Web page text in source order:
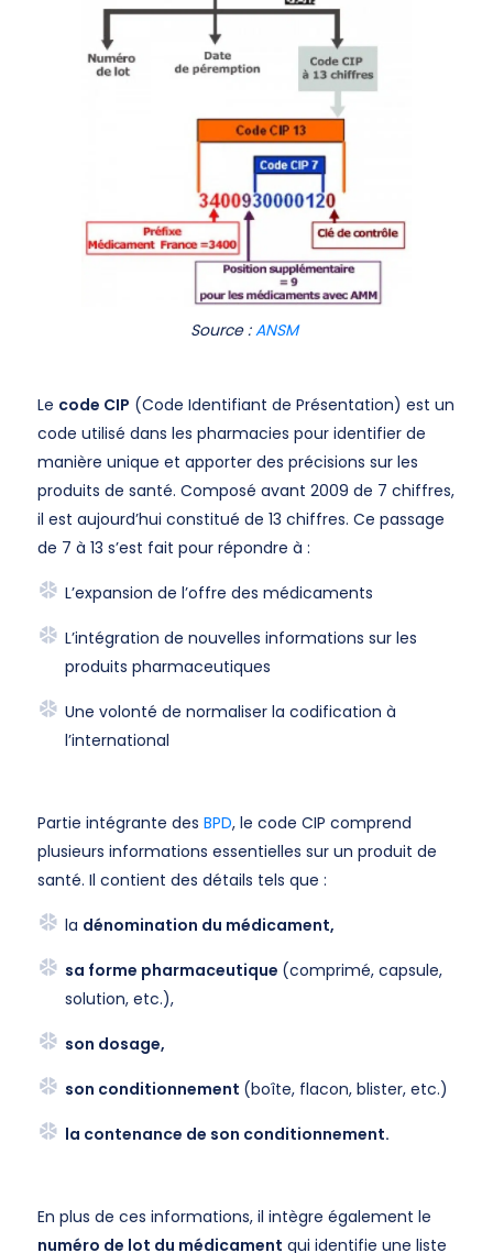
Source :ANSM
Le code CIP (Code Identifiant de Présentation) est un
code utilisé dans les pharmacies pour identifier de
manière unique et apporter des précisions sur les
produits de santé. Composé avant 2009 de 7 chiffres,
il est aujourd’hui constitué de 13 chiffres. Ce passage
de 7 à 13 s’est fait pour répondre à :
L’expansion de l’offre des médicaments
L’intégration de nouvelles informations sur les
produits pharmaceutiques
Une volonté de normaliser la codification à
l’international
Partie intégrante des BPD, le code CIP comprend
plusieurs informations essentielles sur un produit de
santé. Il contient des détails tels que :
la dénomination du médicament,
sa forme pharmaceutique (comprimé, capsule,
solution, etc.),
son dosage,
son conditionnement (boîte, flacon, blister, etc.)
la contenance de son conditionnement.
En plus de ces informations, il intègre également le
numéro de lot du médicament qui identifie une liste